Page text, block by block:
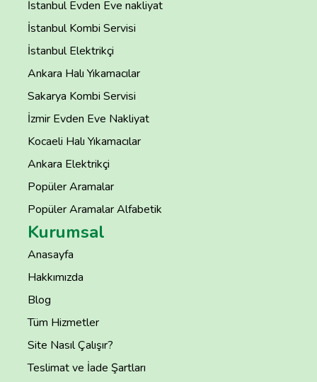
İstanbul Evden Eve nakliyat
İstanbul Kombi Servisi
İstanbul Elektrikçi
Ankara Halı Yıkamacılar
Sakarya Kombi Servisi
İzmir Evden Eve Nakliyat
Kocaeli Halı Yıkamacılar
Ankara Elektrikçi
Popüler Aramalar
Popüler Aramalar Alfabetik
Kurumsal
Anasayfa
Hakkımızda
Blog
Tüm Hizmetler
Site Nasıl Çalışır?
Teslimat ve İade Şartları